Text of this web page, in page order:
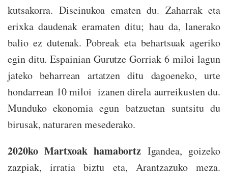
kutsakorra. Diseinukoa ematen du. Zaharrak eta
erixka daudenak eramaten ditu; hau da, lanerako
balio ez dutenak. Pobreak eta behartsuak ageriko
egin ditu. Espainian Gurutze Gorriak 6 miloi lagun
jateko beharrean artatzen ditu dagoeneko, urte
hondarrean 10 miloi izanen direla aurreikusten du.
Munduko ekonomia egun batzuetan suntsitu du
birusak, naturaren mesederako.
2020ko Martxoak hamabortz Igandea, goizeko
zazpiak, irratia biztu eta, Arantzazuko meza.